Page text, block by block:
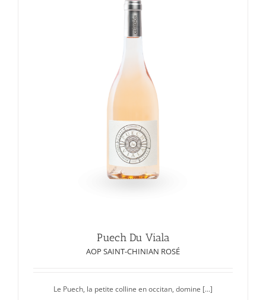
Puech Du Viala
AOP SAINT-CHINIAN ROSÉ
Le Puech, la petite colline en occitan, domine [...]